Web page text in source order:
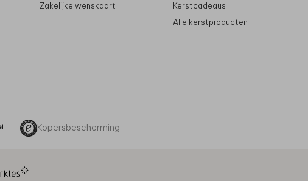
Zakelijke wenskaart
Kerstcadeaus
Alle kerstproducten
Kopersbescherming